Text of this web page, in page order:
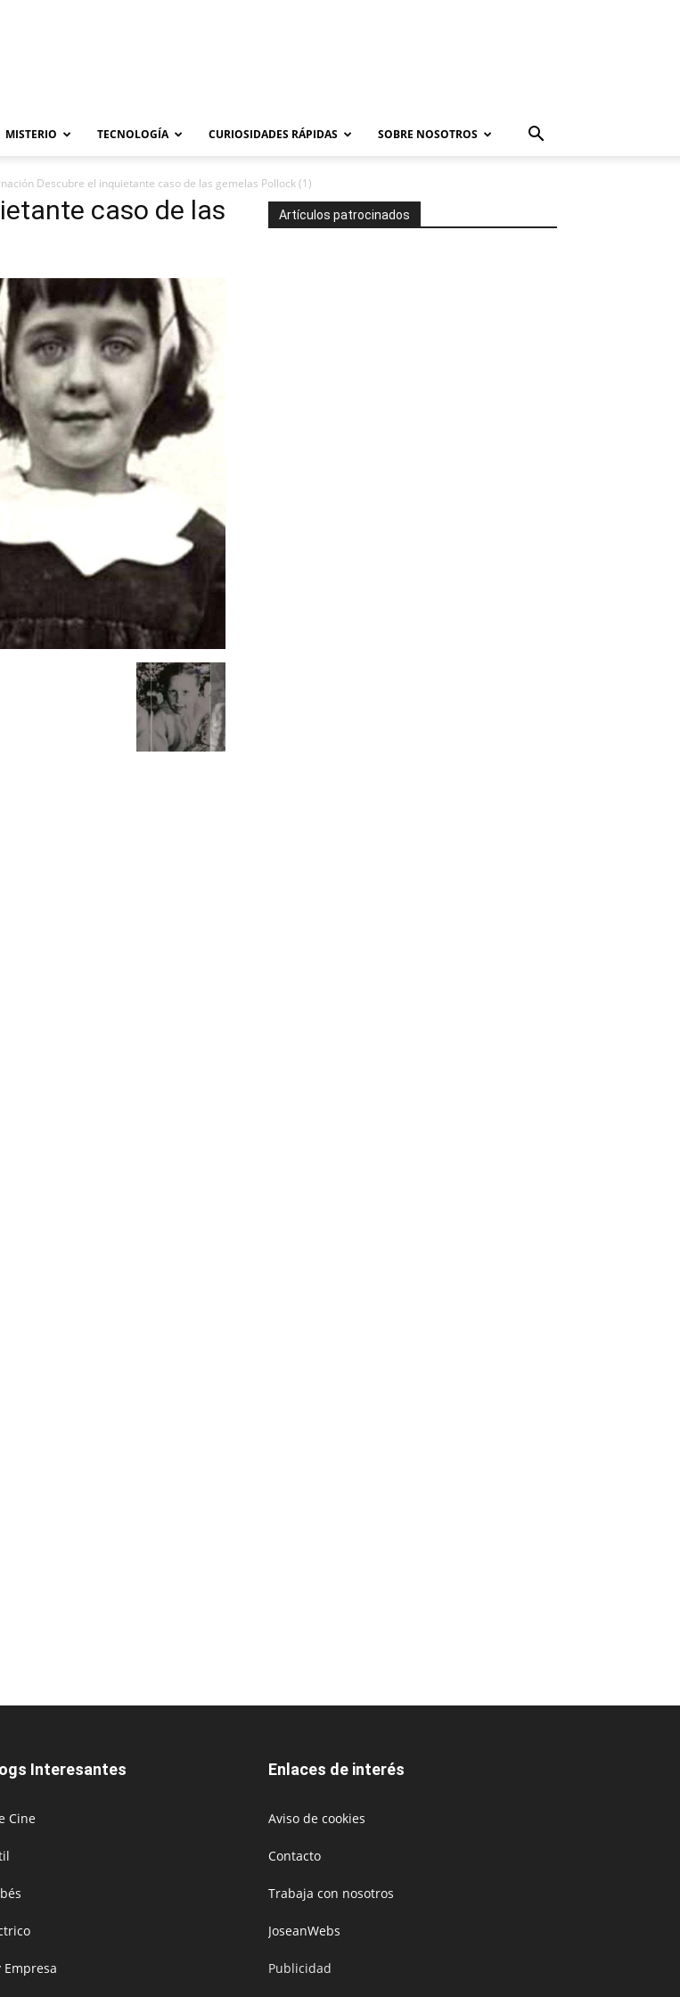
MISTERIO TECNOLOGÍA CURIOSIDADES RÁPIDAS SOBRE NOSOTROS
Descubre el inquietante caso de las gemelas Pollock (1)
caso de las
Artículos patrocinados
Interesantes
Cine
Empresa
Enlaces de interés
Aviso de cookies
Contacto
Trabaja con nosotros
JoseanWebs
Publicidad